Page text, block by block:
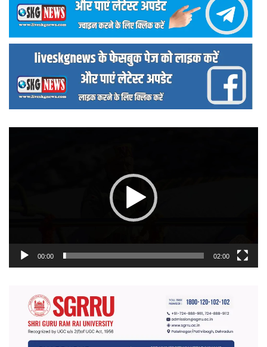
00:00 02:00